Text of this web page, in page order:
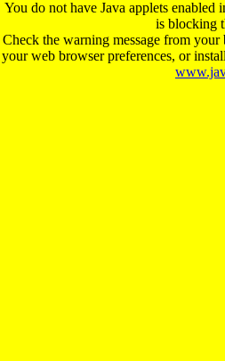
You do not have Java applets
is blocking
Check the warning message from
your web browser preferences, or